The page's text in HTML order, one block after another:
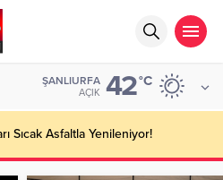
ŞANLIURFA
AÇIK 42°C
Sıcak Asfaltla Yenileniyor!